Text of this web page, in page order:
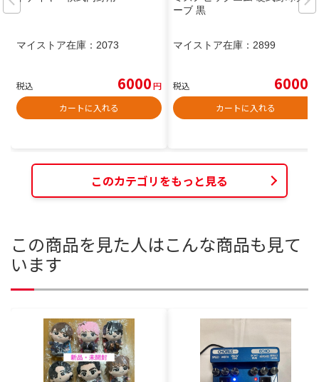
マイストア在庫： 2073
税込 6000円
カートに入れる
ーブ 黒
マイストア在庫： 2899
税込 6000
カートに入れる
このカテゴリをもっと見る
この商品を見た人はこんな商品も見て
います